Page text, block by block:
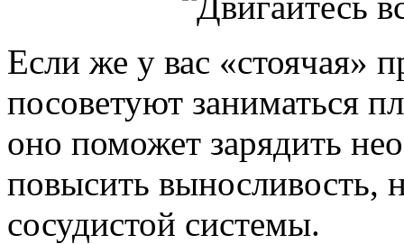
Если же у вас «стоячая»
посоветуют заниматься
оно поможет зарядить
повысить выносливость,
сосудистой системы.